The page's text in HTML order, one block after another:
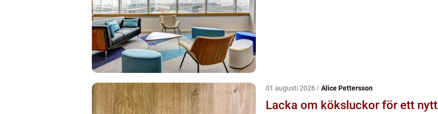
01 augusti 2026 Alice Pettersson
Lacka om köksluckor för ett nytt